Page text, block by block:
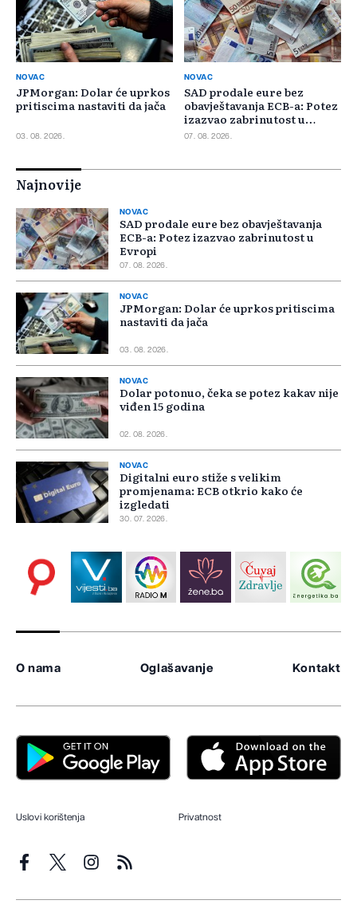
NOVAC
JPMorgan: Dolar će uprkos
pritiscima nastaviti da jača
03. 08. 2026.
NOVAC
SAD prodale eure bez
obavještavanja ECB-a: Potez
izazvao zabrinutost u
Evropi
07. 08. 2026.
Najnovije
NOVAC
SAD prodale eure bez obavještavanja
ECB-a: Potez izazvao zabrinutost u
Evropi
07. 08. 2026.
NOVAC
JPMorgan: Dolar će uprkos pritiscima
nastaviti da jača
03. 08. 2026.
NOVAC
Dolar potonuo, čeka se potez kakav nije
viđen 15 godina
02. 08. 2026.
NOVAC
Digitalni euro stiže s velikim
promjenama: ECB otkrio kako će
izgledati
30. 07. 2026.
O nama Oglašavanje Kontakt
Uslovi korištenja Privatnost